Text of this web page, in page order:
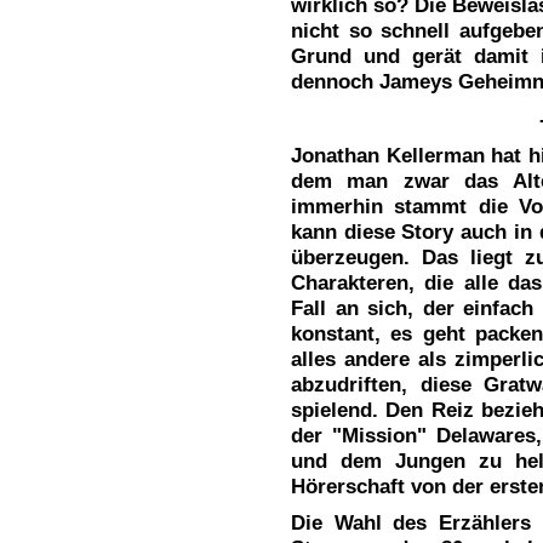
wirklich so? Die
nicht so schnell
Grund und gerät damit
dennoch Jameys
Jonathan Kellerman hat
dem man zwar das
immerhin stammt die
kann diese Story auch
überzeugen. Das liegt
Charakteren, die alle
Fall an sich, der
konstant, es geht
alles andere als
abzudriften, diese
spielend. Den Reiz
der "Mission"
und dem Jungen zu
Hörerschaft von der
Die Wahl des